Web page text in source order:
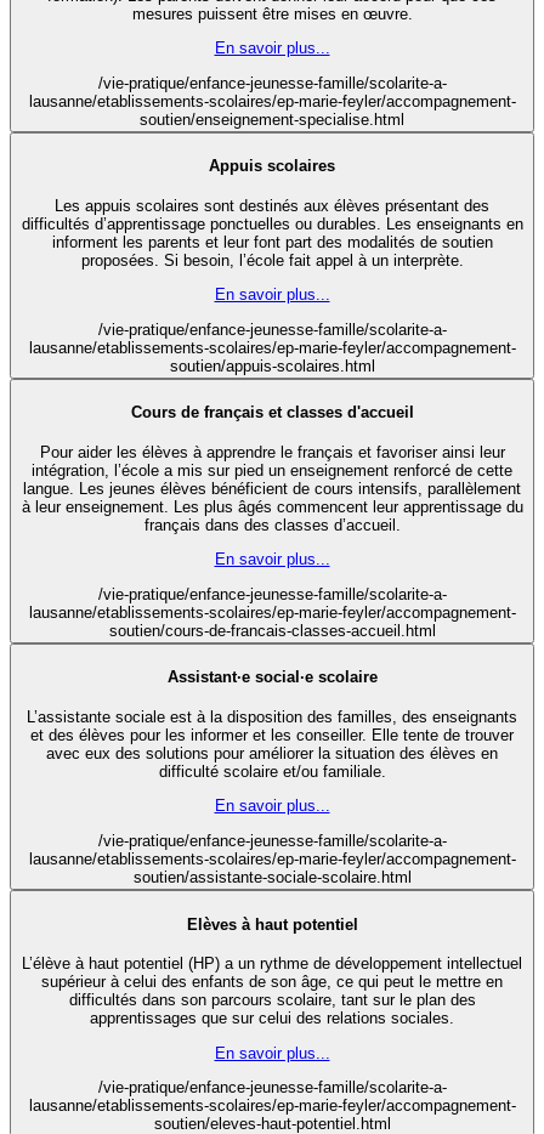
mesures puissent être mises en œuvre.
En savoir plus...
/vie-pratique/enfance-jeunesse-famille/scolarite-a-
lausanne/etablissements-scolaires/ep-marie-feyler/accompagnement-
soutien/enseignement-specialise.html
Appuis scolaires
Les appuis scolaires sont destinés aux élèves présentant des
difficultés d’apprentissage ponctuelles ou durables. Les enseignants en
informent les parents et leur font part des modalités de soutien
proposées. Si besoin, l’école fait appel à un interprète.
En savoir plus...
/vie-pratique/enfance-jeunesse-famille/scolarite-a-
lausanne/etablissements-scolaires/ep-marie-feyler/accompagnement-
soutien/appuis-scolaires.html
Cours de français et classes d'accueil
Pour aider les élèves à apprendre le français et favoriser ainsi leur
intégration, l’école a mis sur pied un enseignement renforcé de cette
langue. Les jeunes élèves bénéficient de cours intensifs, parallèlement
à leur enseignement. Les plus âgés commencent leur apprentissage du
français dans des classes d’accueil.
En savoir plus...
/vie-pratique/enfance-jeunesse-famille/scolarite-a-
lausanne/etablissements-scolaires/ep-marie-feyler/accompagnement-
soutien/cours-de-francais-classes-accueil.html
Assistant·e social·e scolaire
L’assistante sociale est à la disposition des familles, des enseignants
et des élèves pour les informer et les conseiller. Elle tente de trouver
avec eux des solutions pour améliorer la situation des élèves en
difficulté scolaire et/ou familiale.
En savoir plus...
/vie-pratique/enfance-jeunesse-famille/scolarite-a-
lausanne/etablissements-scolaires/ep-marie-feyler/accompagnement-
soutien/assistante-sociale-scolaire.html
Elèves à haut potentiel
L’élève à haut potentiel (HP) a un rythme de développement intellectuel
supérieur à celui des enfants de son âge, ce qui peut le mettre en
difficultés dans son parcours scolaire, tant sur le plan des
apprentissages que sur celui des relations sociales.
En savoir plus...
/vie-pratique/enfance-jeunesse-famille/scolarite-a-
lausanne/etablissements-scolaires/ep-marie-feyler/accompagnement-
soutien/eleves-haut-potentiel.html